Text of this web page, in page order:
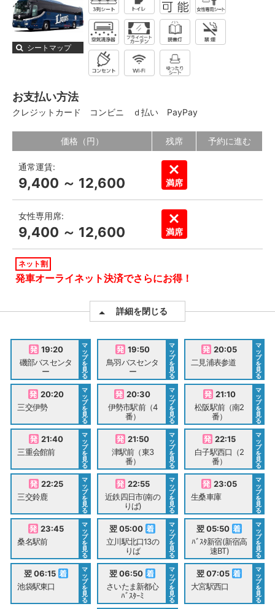
シートマップ
お支払い方法
クレジットカード コンビニ ｄ払い PayPay
価格（円） 残席 予約に進む
通常運賃:
9,400 ～ 12,600 満席
女性専用席:
9,400 ～ 12,600 満席
ネット割
発車オーライネット決済でさらにお得！
詳細を閉じる
19:20
磯部バスセンタ
ー
マ
ッ
プ
を
見
る
19:50
鳥羽バスセンタ
ー
マ
ッ
プ
を
見
る
20:05
二見浦表参道
マ
ッ
プ
を
見
る
20:20
三交伊勢
マ
ッ
プ
を
見
る
20:30
伊勢市駅前（4
番）
マ
ッ
プ
を
見
る
21:10
松阪駅前（南2
番）
マ
ッ
プ
を
見
る
21:40
三重会館前
マ
ッ
プ
を
見
る
21:50
津駅前（東3
番）
マ
ッ
プ
を
見
る
22:15
白子駅西口（2
番）
マ
ッ
プ
を
見
る
22:25
三交鈴鹿
マ
ッ
プ
を
見
る
22:55
近鉄四日市(南の
りば)
マ
ッ
プ
を
見
る
23:05
生桑車庫
マ
ッ
プ
を
見
る
23:45
桑名駅前
マ
ッ
プ
を
見
る
翌 05:00
立川駅北口13の
りば
マ
ッ
プ
を
見
る
翌 05:50
ﾊﾞｽﾀ新宿(新宿高
速BT)
マ
ッ
プ
を
見
る
翌 06:15
池袋駅東口
マ
ッ
プ
を
見
る
翌 06:50
さいたま新都心
ﾊﾞｽﾀｰﾐ
マ
ッ
プ
を
見
る
翌 07:05
大宮駅西口
マ
ッ
プ
を
見
る